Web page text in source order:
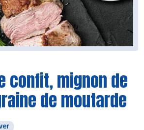
confit, mignon de
de moutarde